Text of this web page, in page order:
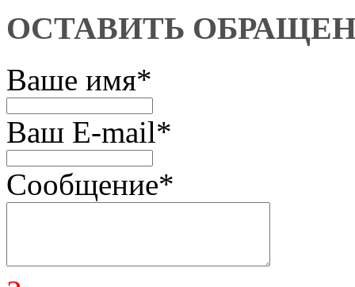
ОСТАВИТЬ
Ваше имя*
Ваш E-mail*
Сообщение*